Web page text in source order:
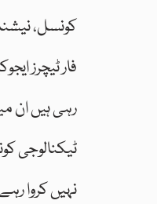
کونسل،
فار ٹیچرز
رہی ہیں ان
ٹیکنالوجی
نہیں کروا